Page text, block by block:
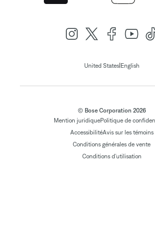
United States|English
© Bose Corporation 2026
Mention juridiquePolitique de
AccessibilitéAvis sur les témoins
Conditions générales de vente
Conditions d'utilisation